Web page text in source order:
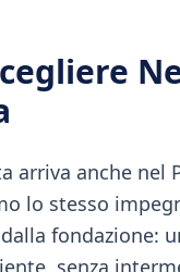
arriva anche nel
lo stesso
fondazione:
senza